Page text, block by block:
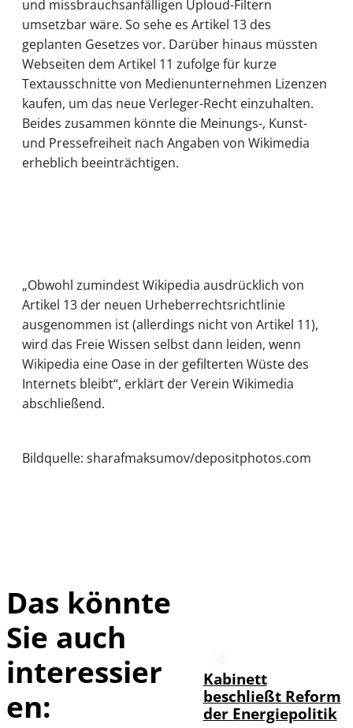
und missbrauchsanfälligen Uploud-Filtern
umsetzbar wäre. So sehe es Artikel 13 des
geplanten Gesetzes vor. Darüber hinaus müssten
Webseiten dem Artikel 11 zufolge für kurze
Textausschnitte von Medienunternehmen Lizenzen
kaufen, um das neue Verleger-Recht einzuhalten.
Beides zusammen könnte die Meinungs-, Kunst-
und Pressefreiheit nach Angaben von Wikimedia
erheblich beeinträchtigen.
„Obwohl zumindest Wikipedia ausdrücklich von
Artikel 13 der neuen Urheberrechtsrichtlinie
ausgenommen ist (allerdings nicht von Artikel 11),
wird das Freie Wissen selbst dann leiden, wenn
Wikipedia eine Oase in der gefilterten Wüste des
Internets bleibt“, erklärt der Verein Wikimedia
abschließend.
Bildquelle: sharafmaksumov/depositphotos.com
Das könnte
Sie auch
interessier
en:
Kabinett
beschließt Reform
der Energiepolitik